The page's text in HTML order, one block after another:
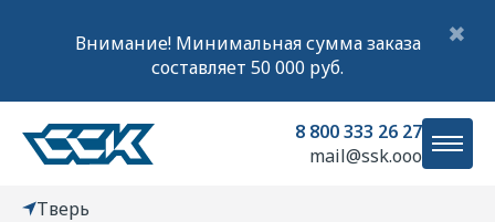
Внимание! Минимальная сумма заказа
составляет 50 000 руб.
✖
8 800 333 26 27
mail@ssk.ooo
Тверь